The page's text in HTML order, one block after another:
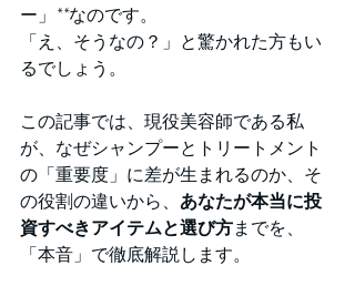
ー」**なのです。
「え、そうなの？」と驚かれた方もい
るでしょう。
この記事では、現役美容師である私
が、なぜシャンプーとトリートメント
の「重要度」に差が生まれるのか、そ
の役割の違いから、 あなたが本当に投
資すべきアイテムと選び方までを、
「本音」で徹底解説します。